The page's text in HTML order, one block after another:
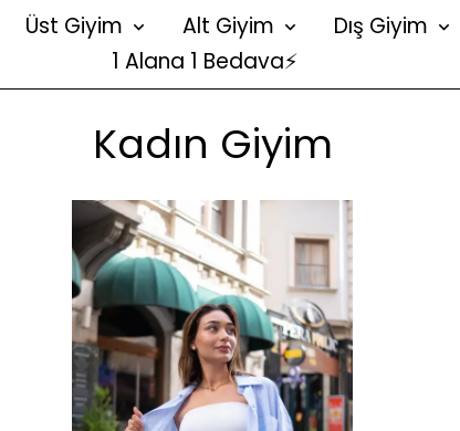
Üst Giyim Alt Giyim Dış Giyim
1 Alana 1 Bedava⚡
Kadın Giyim